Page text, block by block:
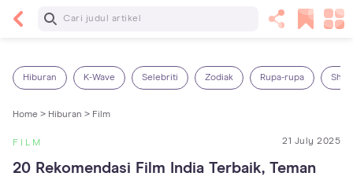
Baca Selanjutnya
Hiburan K-Wave Selebriti Zodiak Rupa-rupa
Home > Hiburan > Film
FILM 21 July 2025
20 Rekomendasi Film India Terbaik, Teman